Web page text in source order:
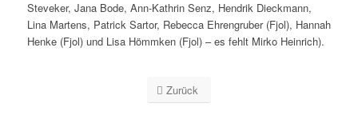
Steveker, Jana Bode, Ann-Kathrin Senz, Hendrik Dieckmann,
Lina Martens, Patrick Sartor, Rebecca Ehrengruber (Fjol), Hannah
Henke (Fjol) und Lisa Hömmken (Fjol) – es fehlt Mirko Heinrich).
Zurück